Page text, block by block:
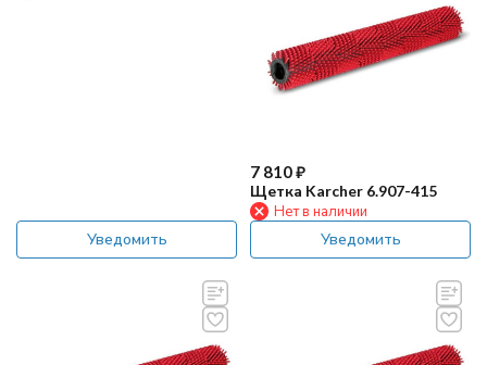
Уведомить
7 810₽
Щетка Karcher 6.907-415
Нет в наличии
Уведомить